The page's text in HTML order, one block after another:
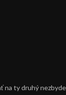
na ty druhý nezbyde